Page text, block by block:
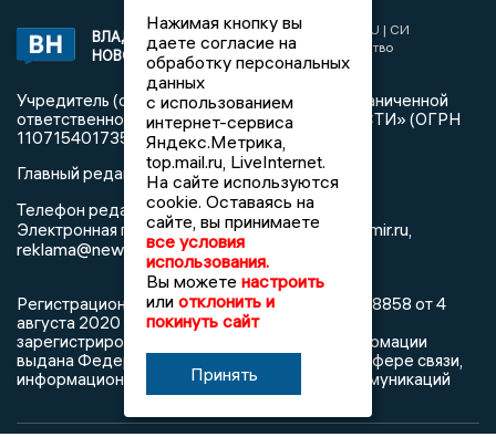
ВЛАДИМИРСКИЕ
НОВОСТИ
2017 © NEWSVLADIMIR.RU | СИ
«Информационное агентство
Владимирские новости»
Учредитель (соучредители): Общество с ограниченной
ответственностью «РЕГИОНАЛЬНЫЕ НОВОСТИ» (ОГРН
1107154017354)
Главный редактор: Мазов С. А.
Телефон редакции:8 (4922) 666916
Электронная почта редакции:info@newsvladimir.ru,
reklama@newsvladimir.ru
Регистрационный номер: серия Эл № ФС77-78858 от 4
августа 2020 г. согласно выписке из реестра
зарегистрированных средств массовой информации
выдана Федеральной службой по надзору в сфере связи,
информационных технологий и массовых коммуникаций
Нажимая кнопку вы
даете согласие на
обработку персональных
данных
с использованием
интернет-сервиса
Яндекс.Метрика,
top.mail.ru, LiveInternet.
На сайте используются
cookie. Оставаясь на
сайте, вы принимаете
все условия
использования.
Вы можете настроить
или отклонить и
покинуть сайт
Принять